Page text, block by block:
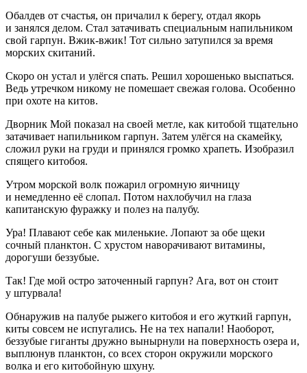
Обалдев от счастья, он причалил к берегу, отдал якорь
и занялся делом. Стал затачивать специальным напильником
свой гарпун. Вжик-вжик! Тот сильно затупился за время
морских скитаний.
Скоро он устал и улёгся спать. Решил хорошенько выспаться.
Ведь утречком никому не помешает свежая голова. Особенно
при охоте на китов.
Дворник Мой показал на своей метле, как китобой тщательно
затачивает напильником гарпун. Затем улёгся на скамейку,
сложил руки на груди и принялся громко храпеть. Изобразил
спящего китобоя.
Утром морской волк пожарил огромную яичницу
и немедленно её слопал. Потом нахлобучил на глаза
капитанскую фуражку и полез на палубу.
Ура! Плавают себе как миленькие. Лопают за обе щеки
сочный планктон. С хрустом наворачивают витамины,
дорогуши беззубые.
Так! Где мой остро заточенный гарпун? Ага, вот он стоит
у штурвала!
Обнаружив на палубе рыжего китобоя и его жуткий гарпун,
киты совсем не испугались. Не на тех напали! Наоборот,
беззубые гиганты дружно вынырнули на поверхность озера и,
выплюнув планктон, со всех сторон окружили морского
волка и его китобойную шхуну.